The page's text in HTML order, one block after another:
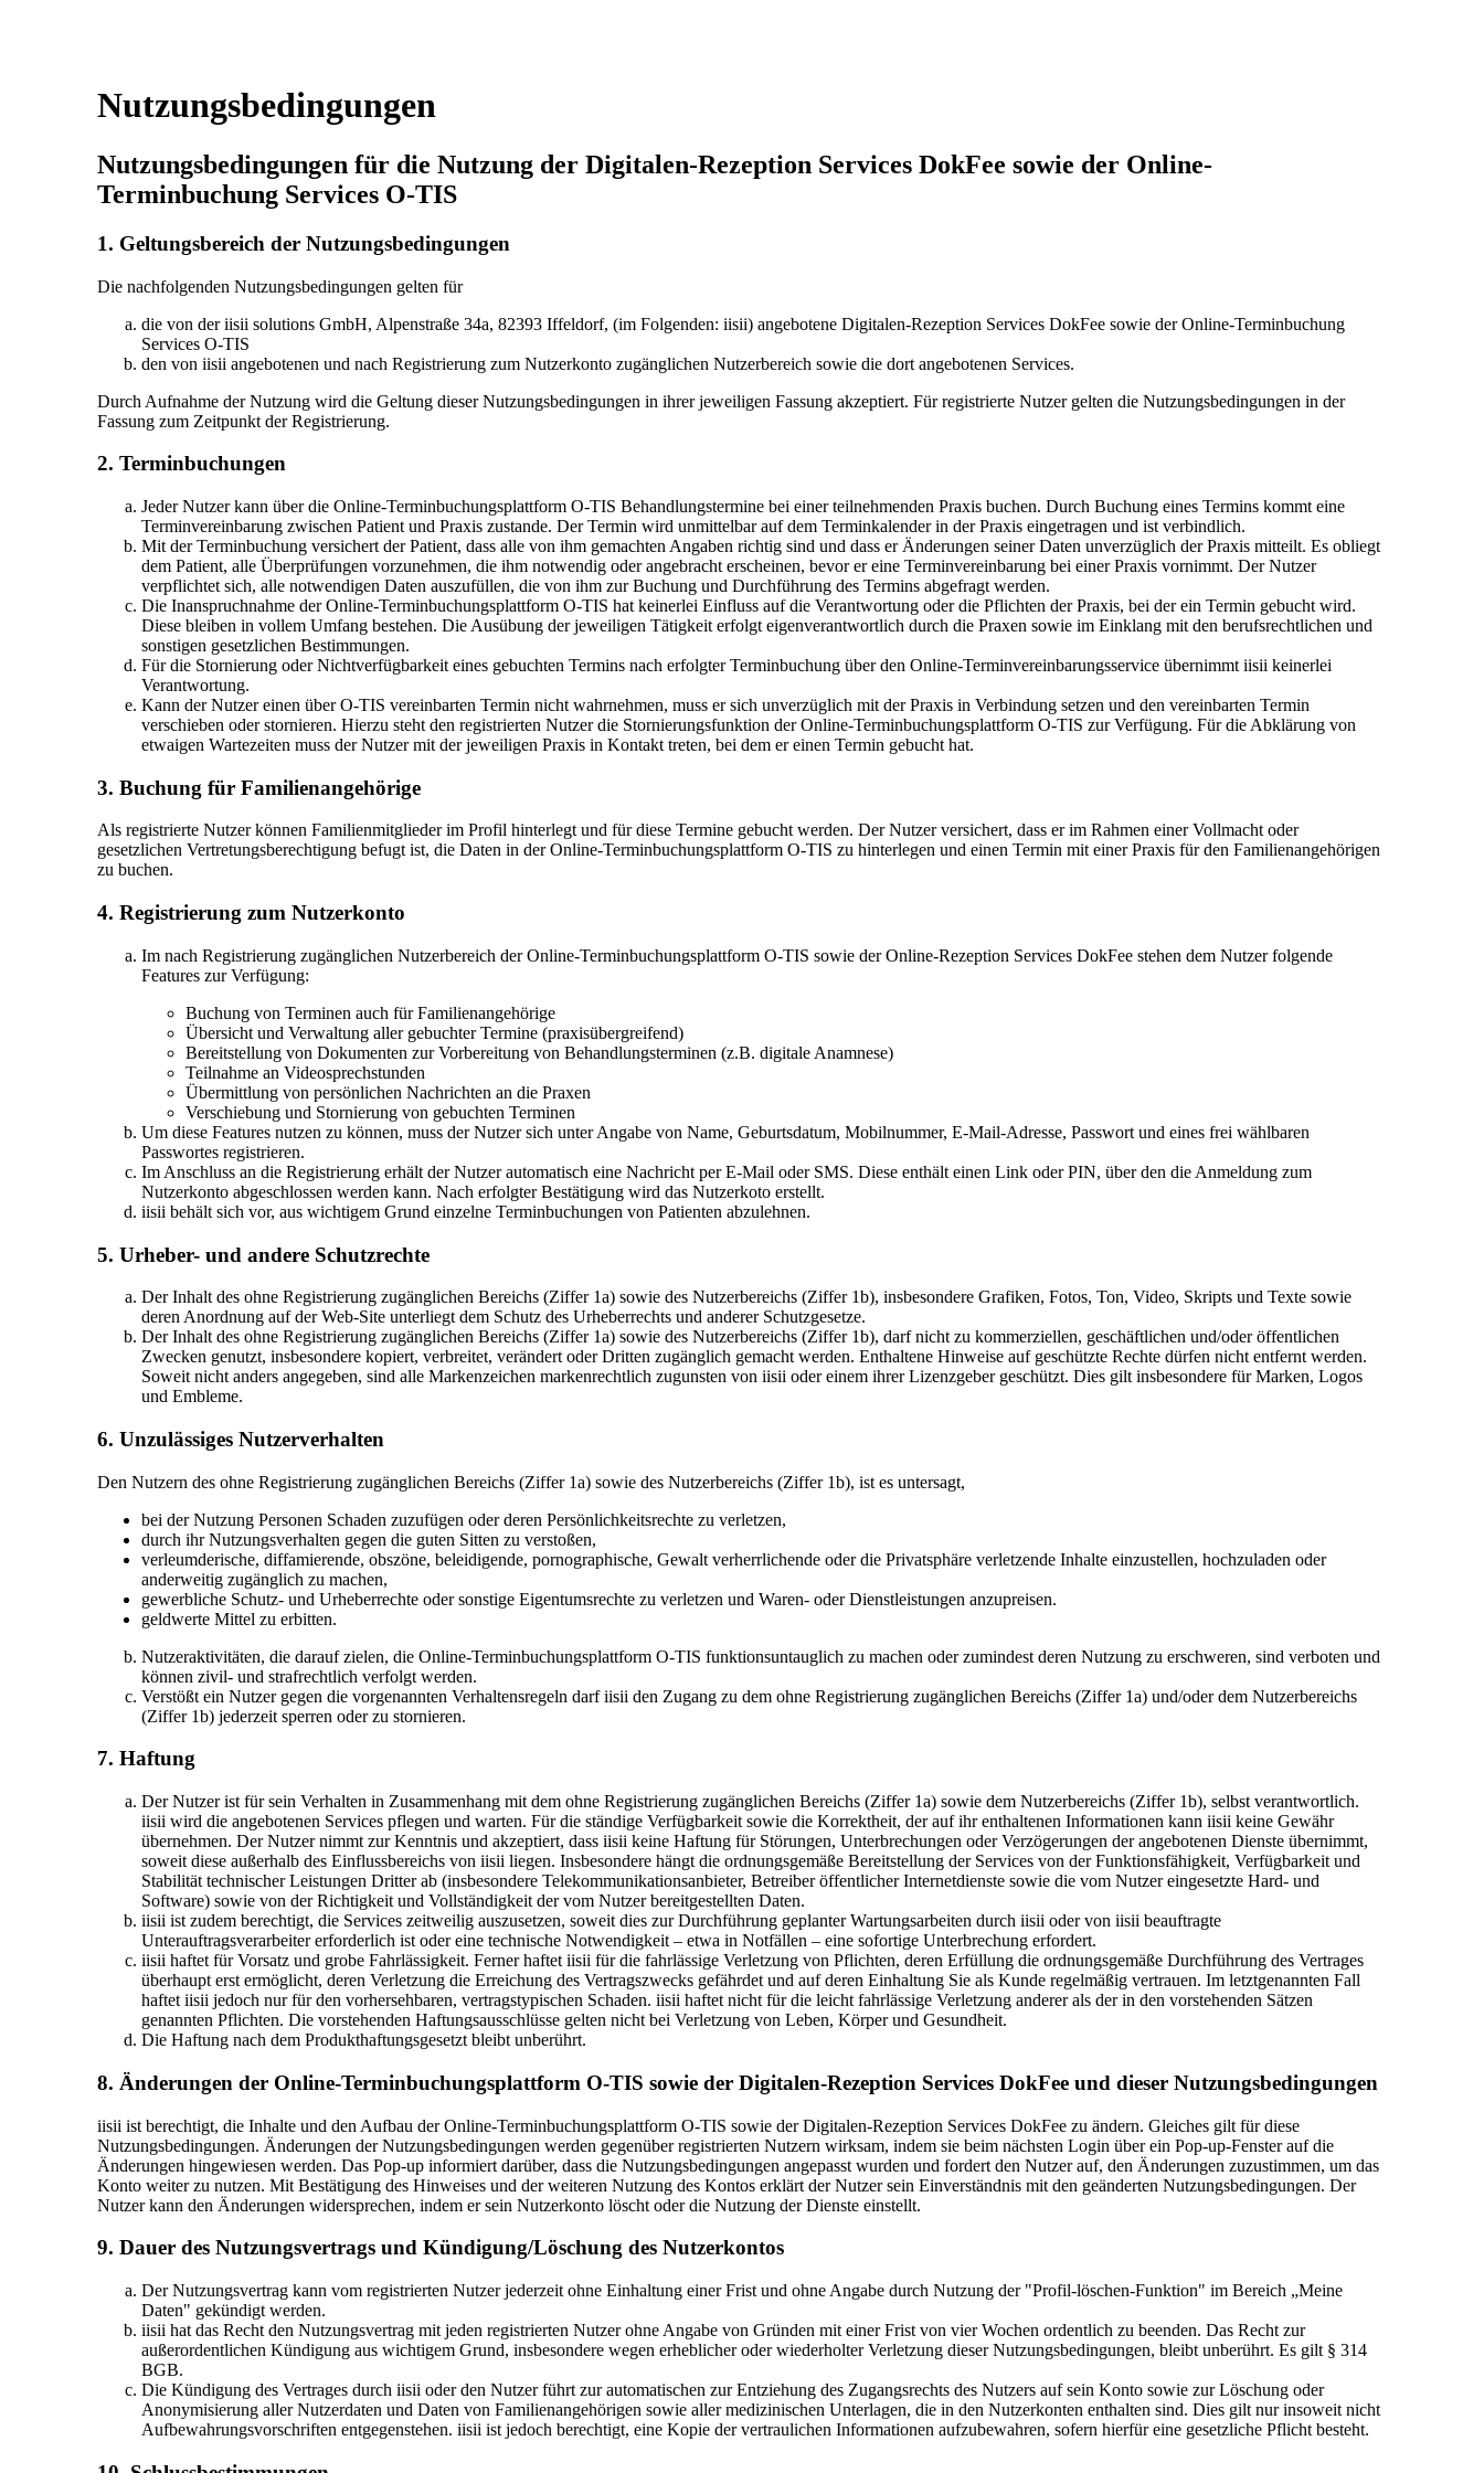
Nutzungsbedingungen
Nutzungsbedingungen für die Nutzung der Digitalen-Rezeption Services DokFee sowie der Online-
Terminbuchung Services O-TIS
1. Geltungsbereich der Nutzungsbedingungen
Die nachfolgenden Nutzungsbedingungen gelten für
die von der iisii solutions GmbH, Alpenstraße 34a, 82393 Iffeldorf, (im Folgenden: iisii) angebotene Digitalen-Rezeption Services DokFee sowie der Online-Terminbuchung
Services O-TIS
den von iisii angebotenen und nach Registrierung zum Nutzerkonto zugänglichen Nutzerbereich sowie die dort angebotenen Services.
Durch Aufnahme der Nutzung wird die Geltung dieser Nutzungsbedingungen in ihrer jeweiligen Fassung akzeptiert. Für registrierte Nutzer gelten die Nutzungsbedingungen in der
Fassung zum Zeitpunkt der Registrierung.
2. Terminbuchungen
Jeder Nutzer kann über die Online-Terminbuchungsplattform O-TIS Behandlungstermine bei einer teilnehmenden Praxis buchen. Durch Buchung eines Termins kommt eine
Terminvereinbarung zwischen Patient und Praxis zustande. Der Termin wird unmittelbar auf dem Terminkalender in der Praxis eingetragen und ist verbindlich.
Mit der Terminbuchung versichert der Patient, dass alle von ihm gemachten Angaben richtig sind und dass er Änderungen seiner Daten unverzüglich der Praxis mitteilt. Es obliegt
dem Patient, alle Überprüfungen vorzunehmen, die ihm notwendig oder angebracht erscheinen, bevor er eine Terminvereinbarung bei einer Praxis vornimmt. Der Nutzer
verpflichtet sich, alle notwendigen Daten auszufüllen, die von ihm zur Buchung und Durchführung des Termins abgefragt werden.
Die Inanspruchnahme der Online-Terminbuchungsplattform O-TIS hat keinerlei Einfluss auf die Verantwortung oder die Pflichten der Praxis, bei der ein Termin gebucht wird.
Diese bleiben in vollem Umfang bestehen. Die Ausübung der jeweiligen Tätigkeit erfolgt eigenverantwortlich durch die Praxen sowie im Einklang mit den berufsrechtlichen und
sonstigen gesetzlichen Bestimmungen.
Für die Stornierung oder Nichtverfügbarkeit eines gebuchten Termins nach erfolgter Terminbuchung über den Online-Terminvereinbarungsservice übernimmt iisii keinerlei
Verantwortung.
Kann der Nutzer einen über O-TIS vereinbarten Termin nicht wahrnehmen, muss er sich unverzüglich mit der Praxis in Verbindung setzen und den vereinbarten Termin
verschieben oder stornieren. Hierzu steht den registrierten Nutzer die Stornierungsfunktion der Online-Terminbuchungsplattform O-TIS zur Verfügung. Für die Abklärung von
etwaigen Wartezeiten muss der Nutzer mit der jeweiligen Praxis in Kontakt treten, bei dem er einen Termin gebucht hat.
3. Buchung für Familienangehörige
Als registrierte Nutzer können Familienmitglieder im Profil hinterlegt und für diese Termine gebucht werden. Der Nutzer versichert, dass er im Rahmen einer Vollmacht oder
gesetzlichen Vertretungsberechtigung befugt ist, die Daten in der Online-Terminbuchungsplattform O-TIS zu hinterlegen und einen Termin mit einer Praxis für den Familienangehörigen
zu buchen.
4. Registrierung zum Nutzerkonto
Im nach Registrierung zugänglichen Nutzerbereich der Online-Terminbuchungsplattform O-TIS sowie der Online-Rezeption Services DokFee stehen dem Nutzer folgende
Features zur Verfügung:
Buchung von Terminen auch für Familienangehörige
Übersicht und Verwaltung aller gebuchter Termine (praxisübergreifend)
Bereitstellung von Dokumenten zur Vorbereitung von Behandlungsterminen (z.B. digitale Anamnese)
Teilnahme an Videosprechstunden
Übermittlung von persönlichen Nachrichten an die Praxen
Verschiebung und Stornierung von gebuchten Terminen
Um diese Features nutzen zu können, muss der Nutzer sich unter Angabe von Name, Geburtsdatum, Mobilnummer, E-Mail-Adresse, Passwort und eines frei wählbaren
Passwortes registrieren.
Im Anschluss an die Registrierung erhält der Nutzer automatisch eine Nachricht per E-Mail oder SMS. Diese enthält einen Link oder PIN, über den die Anmeldung zum
Nutzerkonto abgeschlossen werden kann. Nach erfolgter Bestätigung wird das Nutzerkoto erstellt.
iisii behält sich vor, aus wichtigem Grund einzelne Terminbuchungen von Patienten abzulehnen.
5. Urheber- und andere Schutzrechte
Der Inhalt des ohne Registrierung zugänglichen Bereichs (Ziffer 1a) sowie des Nutzerbereichs (Ziffer 1b), insbesondere Grafiken, Fotos, Ton, Video, Skripts und Texte sowie
deren Anordnung auf der Web-Site unterliegt dem Schutz des Urheberrechts und anderer Schutzgesetze.
Der Inhalt des ohne Registrierung zugänglichen Bereichs (Ziffer 1a) sowie des Nutzerbereichs (Ziffer 1b), darf nicht zu kommerziellen, geschäftlichen und/oder öffentlichen
Zwecken genutzt, insbesondere kopiert, verbreitet, verändert oder Dritten zugänglich gemacht werden. Enthaltene Hinweise auf geschützte Rechte dürfen nicht entfernt werden.
Soweit nicht anders angegeben, sind alle Markenzeichen markenrechtlich zugunsten von iisii oder einem ihrer Lizenzgeber geschützt. Dies gilt insbesondere für Marken, Logos
und Embleme.
6. Unzulässiges Nutzerverhalten
Den Nutzern des ohne Registrierung zugänglichen Bereichs (Ziffer 1a) sowie des Nutzerbereichs (Ziffer 1b), ist es untersagt,
bei der Nutzung Personen Schaden zuzufügen oder deren Persönlichkeitsrechte zu verletzen,
durch ihr Nutzungsverhalten gegen die guten Sitten zu verstoßen,
verleumderische, diffamierende, obszöne, beleidigende, pornographische, Gewalt verherrlichende oder die Privatsphäre verletzende Inhalte einzustellen, hochzuladen oder
anderweitig zugänglich zu machen,
gewerbliche Schutz- und Urheberrechte oder sonstige Eigentumsrechte zu verletzen und Waren- oder Dienstleistungen anzupreisen.
geldwerte Mittel zu erbitten.
Nutzeraktivitäten, die darauf zielen, die Online-Terminbuchungsplattform O-TIS funktionsuntauglich zu machen oder zumindest deren Nutzung zu erschweren, sind verboten und
können zivil- und strafrechtlich verfolgt werden.
Verstößt ein Nutzer gegen die vorgenannten Verhaltensregeln darf iisii den Zugang zu dem ohne Registrierung zugänglichen Bereichs (Ziffer 1a) und/oder dem Nutzerbereichs
(Ziffer 1b) jederzeit sperren oder zu stornieren.
7. Haftung
Der Nutzer ist für sein Verhalten in Zusammenhang mit dem ohne Registrierung zugänglichen Bereichs (Ziffer 1a) sowie dem Nutzerbereichs (Ziffer 1b), selbst verantwortlich.
iisii wird die angebotenen Services pflegen und warten. Für die ständige Verfügbarkeit sowie die Korrektheit, der auf ihr enthaltenen Informationen kann iisii keine Gewähr
übernehmen. Der Nutzer nimmt zur Kenntnis und akzeptiert, dass iisii keine Haftung für Störungen, Unterbrechungen oder Verzögerungen der angebotenen Dienste übernimmt,
soweit diese außerhalb des Einflussbereichs von iisii liegen. Insbesondere hängt die ordnungsgemäße Bereitstellung der Services von der Funktionsfähigkeit, Verfügbarkeit und
Stabilität technischer Leistungen Dritter ab (insbesondere Telekommunikationsanbieter, Betreiber öffentlicher Internetdienste sowie die vom Nutzer eingesetzte Hard- und
Software) sowie von der Richtigkeit und Vollständigkeit der vom Nutzer bereitgestellten Daten.
iisii ist zudem berechtigt, die Services zeitweilig auszusetzen, soweit dies zur Durchführung geplanter Wartungsarbeiten durch iisii oder von iisii beauftragte
Unterauftragsverarbeiter erforderlich ist oder eine technische Notwendigkeit – etwa in Notfällen – eine sofortige Unterbrechung erfordert.
iisii haftet für Vorsatz und grobe Fahrlässigkeit. Ferner haftet iisii für die fahrlässige Verletzung von Pflichten, deren Erfüllung die ordnungsgemäße Durchführung des Vertrages
überhaupt erst ermöglicht, deren Verletzung die Erreichung des Vertragszwecks gefährdet und auf deren Einhaltung Sie als Kunde regelmäßig vertrauen. Im letztgenannten Fall
haftet iisii jedoch nur für den vorhersehbaren, vertragstypischen Schaden. iisii haftet nicht für die leicht fahrlässige Verletzung anderer als der in den vorstehenden Sätzen
genannten Pflichten. Die vorstehenden Haftungsausschlüsse gelten nicht bei Verletzung von Leben, Körper und Gesundheit.
Die Haftung nach dem Produkthaftungsgesetzt bleibt unberührt.
8. Änderungen der Online-Terminbuchungsplattform O-TIS sowie der Digitalen-Rezeption Services DokFee und dieser Nutzungsbedingungen
iisii ist berechtigt, die Inhalte und den Aufbau der Online-Terminbuchungsplattform O-TIS sowie der Digitalen-Rezeption Services DokFee zu ändern. Gleiches gilt für diese
Nutzungsbedingungen. Änderungen der Nutzungsbedingungen werden gegenüber registrierten Nutzern wirksam, indem sie beim nächsten Login über ein Pop-up-Fenster auf die
Änderungen hingewiesen werden. Das Pop-up informiert darüber, dass die Nutzungsbedingungen angepasst wurden und fordert den Nutzer auf, den Änderungen zuzustimmen, um das
Konto weiter zu nutzen. Mit Bestätigung des Hinweises und der weiteren Nutzung des Kontos erklärt der Nutzer sein Einverständnis mit den geänderten Nutzungsbedingungen. Der
Nutzer kann den Änderungen widersprechen, indem er sein Nutzerkonto löscht oder die Nutzung der Dienste einstellt.
9. Dauer des Nutzungsvertrags und Kündigung/Löschung des Nutzerkontos
Der Nutzungsvertrag kann vom registrierten Nutzer jederzeit ohne Einhaltung einer Frist und ohne Angabe durch Nutzung der "Profil-löschen-Funktion" im Bereich „Meine
Daten" gekündigt werden.
iisii hat das Recht den Nutzungsvertrag mit jeden registrierten Nutzer ohne Angabe von Gründen mit einer Frist von vier Wochen ordentlich zu beenden. Das Recht zur
außerordentlichen Kündigung aus wichtigem Grund, insbesondere wegen erheblicher oder wiederholter Verletzung dieser Nutzungsbedingungen, bleibt unberührt. Es gilt § 314
BGB.
Die Kündigung des Vertrages durch iisii oder den Nutzer führt zur automatischen zur Entziehung des Zugangsrechts des Nutzers auf sein Konto sowie zur Löschung oder
Anonymisierung aller Nutzerdaten und Daten von Familienangehörigen sowie aller medizinischen Unterlagen, die in den Nutzerkonten enthalten sind. Dies gilt nur insoweit nicht
Aufbewahrungsvorschriften entgegenstehen. iisii ist jedoch berechtigt, eine Kopie der vertraulichen Informationen aufzubewahren, sofern hierfür eine gesetzliche Pflicht besteht.